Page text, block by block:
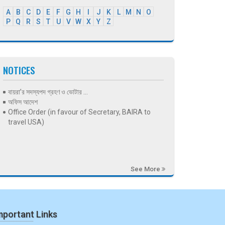
A B C D E F G H J K L M N
O
P
Q R S T U V W X Y Z
NOTICES
বায়রা’র সদস্যপদ গ্রহণ ও ভোটার ...
অফিস আদেশ
Office Order (in favour of Secretary, BAIRA to
travel USA)
See More
Links